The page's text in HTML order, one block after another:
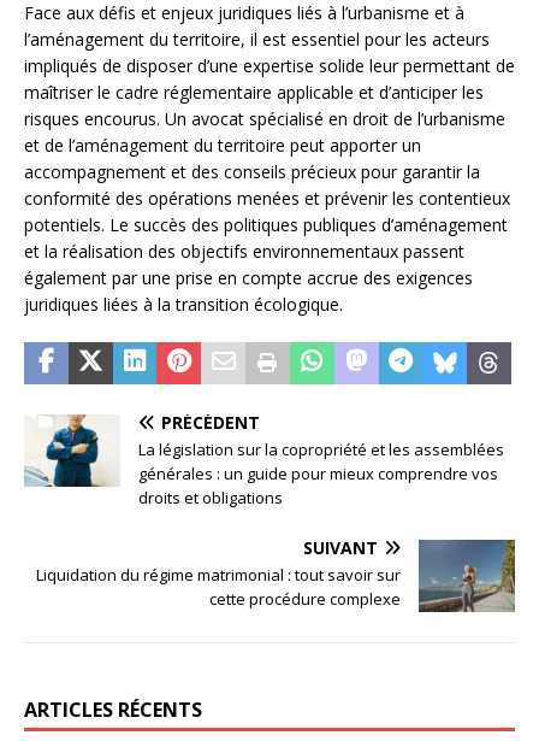
Face aux défis et enjeux juridiques liés à l’urbanisme et à
l’aménagement du territoire, il est essentiel pour les acteurs
impliqués de disposer d’une expertise solide leur permettant de
maîtriser le cadre réglementaire applicable et d’anticiper les
risques encourus. Un avocat spécialisé en droit de l’urbanisme
et de l’aménagement du territoire peut apporter un
accompagnement et des conseils précieux pour garantir la
conformité des opérations menées et prévenir les contentieux
potentiels. Le succès des politiques publiques d’aménagement
et la réalisation des objectifs environnementaux passent
également par une prise en compte accrue des exigences
juridiques liées à la transition écologique.
PRÉCÉDENT
La législation sur la copropriété et les assemblées
générales : un guide pour mieux comprendre vos
droits et obligations
SUIVANT
Liquidation du régime matrimonial : tout savoir sur
cette procédure complexe
ARTICLES RÉCENTS